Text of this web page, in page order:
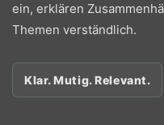
ein, erklären
Themen verständlich.
Klar. Mutig. Relevant.